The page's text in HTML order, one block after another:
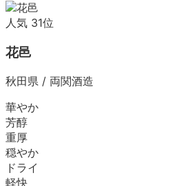
人気 31位
花邑
秋田県 / 両関酒造
華やか
芳醇
重厚
穏やか
ドライ
軽快